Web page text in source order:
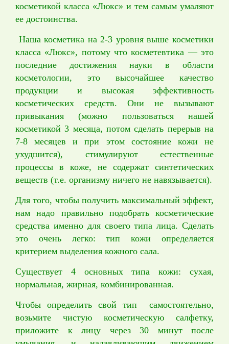
косметикой класса «Люкс» и тем самым умаляют
ее достоинства.
Наша косметика на 2-3 уровня выше косметики
класса «Люкс», потому что косметевтика — это
последние достижения науки в области
косметологии, это высочайшее качество
продукции и высокая эффективность
косметических средств. Они не вызывают
привыкания (можно пользоваться нашей
косметикой 3 месяца, потом сделать перерыв на
7-8 месяцев и при этом состояние кожи не
ухудшится), стимулируют естественные
процессы в коже, не содержат синтетических
веществ (т.е. организму ничего не навязывается).
Для того, чтобы получить максимальный эффект,
нам надо правильно подобрать косметические
средства именно для своего типа лица. Сделать
это очень легко: тип кожи определяется
критерием выделения кожного сала.
Существует 4 основных типа кожи: сухая,
нормальная, жирная, комбинированная.
Чтобы определить свой тип самостоятельно,
возьмите чистую косметическую салфетку,
приложите к лицу через 30 минут после